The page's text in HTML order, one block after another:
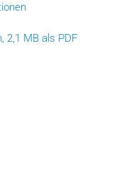
2,1 MB als PDF